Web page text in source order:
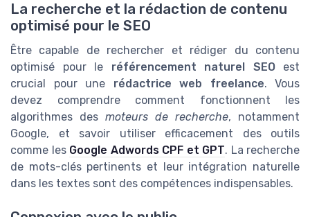
La recherche et la rédaction de contenu
optimisé pour le SEO
Être capable de rechercher et rédiger du contenu
optimisé pour le référencement naturel SEOest
crucial pour une rédactrice web freelance. Vous
devez comprendre comment fonctionnent les
algorithmes des moteurs de recherche, notamment
Google, et savoir utiliser efficacement des outils
comme les Google Adwords CPF et GPT. La recherche
de mots-clés pertinents et leur intégration naturelle
dans les textes sont des compétences indispensables.